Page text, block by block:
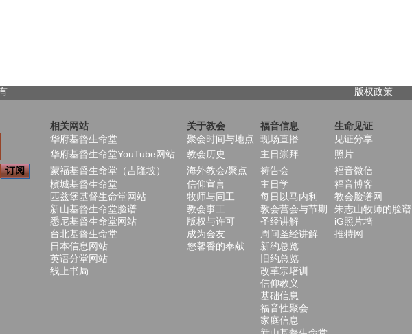
版权政策
相关网站 关于教会 福音信息 生命见证
华府基督生命堂 聚会时间与地点 现场直播 见证分享
华府基督生命堂YouTube网站 教会历史 主日崇拜 照片
蒙福基督生命堂（吉隆坡） 海外教会/聚点 祷告会 福音微信
槟城基督生命堂
信仰宣言 主日学 福音博客
匹兹堡基督生命堂网站 牧师与同工 每日以马内利 教会脸谱网
新山基督生命堂脸谱
教会事工 教会营会与节期 朱志山牧师的脸谱
悉尼基督生命堂网站
版权与许可 圣经讲解 iG照片墙
台北基督生命堂
成为会友 周间圣经讲解 推特网
日本信息网站
您馨香的奉献 新约总览
英语分堂网站
旧约总览
线上书局
改革宗培训
信仰教义
基础信息
福音性聚会
家庭信息